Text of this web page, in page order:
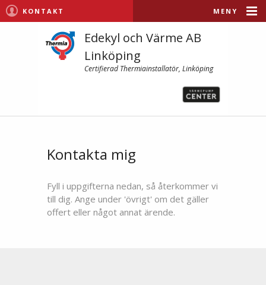
KONTAKT MENY
Edekyl och Värme AB
Linköping
Certifierad Thermiainstallatör, Linköping
Kontakta mig
Fyll i uppgifterna nedan, så återkommer vi
till dig. Ange under 'övrigt' om det gäller
offert eller något annat ärende.